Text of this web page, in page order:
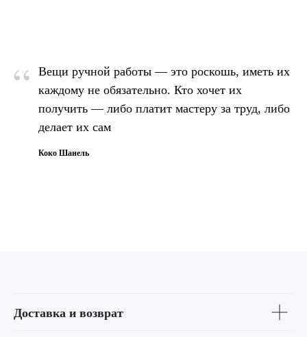
“
Вещи ручной работы — это роскошь, иметь их
каждому не обязательно. Кто хочет их
получить — либо платит мастеру за труд, либо
делает их сам
Коко Шанель
Доставка и возврат